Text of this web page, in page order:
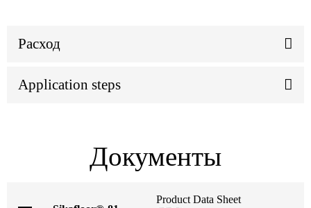
Расход
Application steps
Документы
Product Data Sheet